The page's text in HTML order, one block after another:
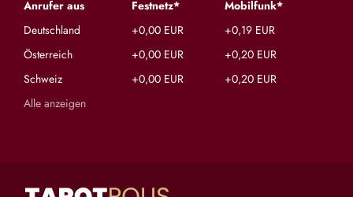
Anrufer aus Festnetz*
Mobilfunk*
Deutschland
+0,00 EUR
+0,19 EUR
Österreich
+0,00 EUR
+0,20 EUR
Schweiz
+0,00 EUR
+0,20 EUR
Alle anzeigen